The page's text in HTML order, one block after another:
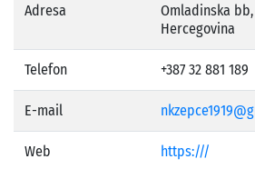
Adresa
Omladinska bb,
Hercegovina
Telefon +387 32 881 189
E-mail
Web https:///